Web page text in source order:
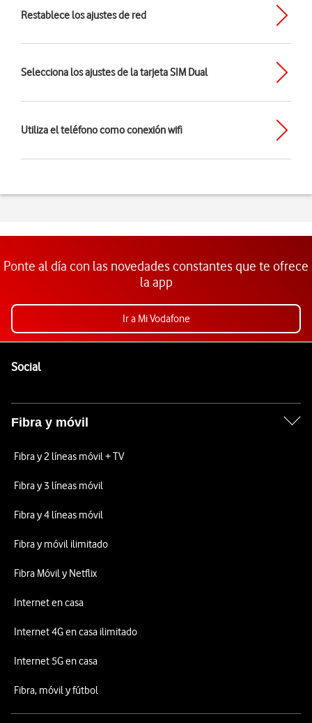
Restablece los ajustes de red
Selecciona los ajustes de la tarjeta SIM Dual
Utiliza el teléfono como conexión wifi
Ponte al día con las novedades constantes que te ofrece
la app
Ir a Mi Vodafone
SocialEnlaces a las redes sociales de Vodafone
Fibra y móvil
Fibra y 2 líneas móvil + TV
Fibra y 3 líneas móvil
Fibra y 4 líneas móvil
Fibra y móvil ilimitado
Fibra Móvil y Netflix
Internet en casa
Internet 4G en casa ilimitado
Internet 5G en casa
Fibra, móvil y fútbol